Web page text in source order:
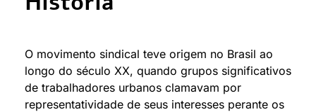
O movimento sindical teve origem no Brasil ao
longo do século XX, quando grupos significativos
de trabalhadores urbanos clamavam por
representatividade de seus interesses perante os